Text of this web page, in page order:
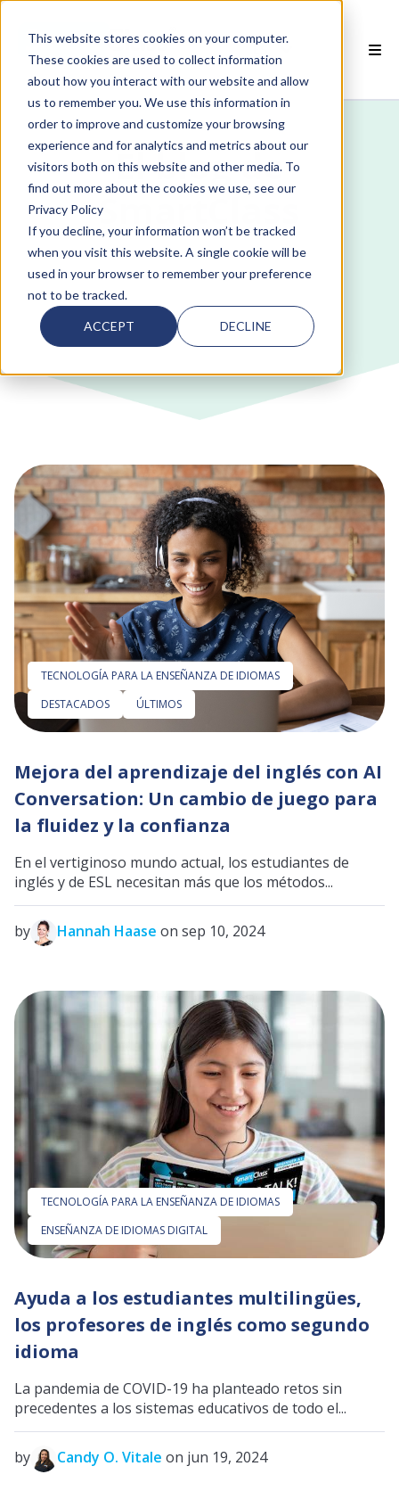
This website stores cookies on your computer.
These cookies are used to collect information
about how you interact with our website and allow
us to remember you. We use this information in
order to improve and customize your browsing
experience and for analytics and metrics about our
visitors both on this website and other media. To
find out more about the cookies we use, see our
Privacy Policy
If you decline, your information won’t be tracked
when you visit this website. A single cookie will be
used in your browser to remember your preference
not to be tracked.
ACCEPT DECLINE
ES
SMARTCLASS
QUÉ SMARTCLASS?
El blog de
SmartClass
TECNOLOGÍA PARA LA ENSEÑANZA DE IDIOMAS
DESTACADOS
ÚLTIMOS
Mejora del aprendizaje del inglés con AI
Conversation: Un cambio de juego para
la fluidez y la confianza
En el vertiginoso mundo actual, los estudiantes de
inglés y de ESL necesitan más que los métodos...
by Hannah Haase on sep 10, 2024
TECNOLOGÍA PARA LA ENSEÑANZA DE IDIOMAS
ENSEÑANZA DE IDIOMAS DIGITAL
Ayuda a los estudiantes multilingües,
los profesores de inglés como segundo
idioma
La pandemia de COVID-19 ha planteado retos sin
precedentes a los sistemas educativos de todo el...
by Candy O. Vitale on jun 19, 2024